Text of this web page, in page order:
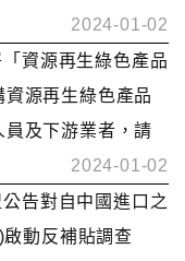
2024-01-02
資源再生綠色產品
源再生綠色產品
及下游業者，請
2024-01-02
告對自中國進口之
動反補貼調查